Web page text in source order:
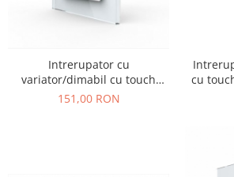
Intrerupator cu
variator/dimabil cu touch
Livolo din sticla - Seria Noua
151,00 RON
cu